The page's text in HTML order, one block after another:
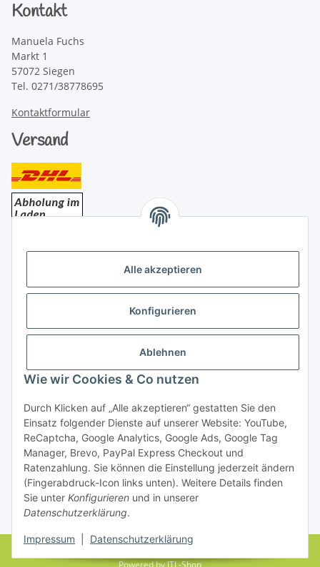
Alle akzeptieren
Konfigurieren
Ablehnen
Wie wir Cookies & Co nutzen
Durch Klicken auf „Alle akzeptieren“ gestatten Sie den
Einsatz folgender Dienste auf unserer Website: YouTube,
ReCaptcha, Google Analytics, Google Ads, Google Tag
Manager, Brevo, PayPal Express Checkout und
Ratenzahlung. Sie können die Einstellung jederzeit ändern
(Fingerabdruck-Icon links unten). Weitere Details finden
Sie unter Konfigurieren und in unserer
Datenschutzerklärung.
Impressum Datenschutzerklärung
Kontakt
Manuela Fuchs
Markt 1
57072 Siegen
Tel. 0271/38778695
Kontaktformular
Versand
Rechtliches
Vertrag widerrufen
* Alle Preise inkl. gesetzlicher USt., zzgl.
Powered byJTL-Shop